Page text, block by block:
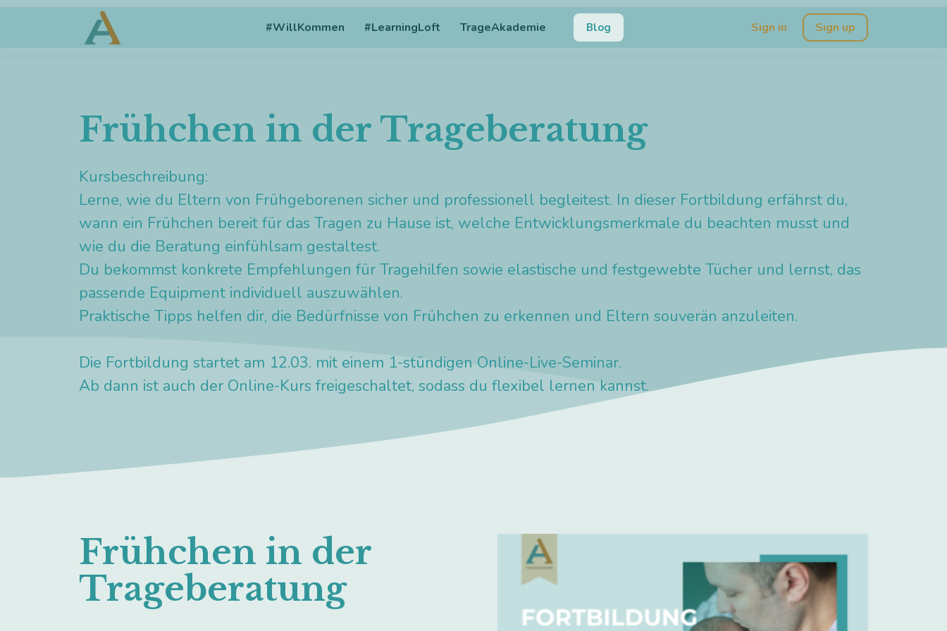
#WillKommen #LearningLoft TrageAkademie Blog Sign in Sign up
Frühchen in der Trageberatung
Kursbeschreibung:
Lerne, wie du Eltern von Frühgeborenen sicher und professionell begleitest. In dieser Fortbildung erfährst du,
wann ein Frühchen bereit für das Tragen zu Hause ist, welche Entwicklungsmerkmale du beachten musst und
wie du die Beratung einfühlsam gestaltest.
Du bekommst konkrete Empfehlungen für Tragehilfen sowie elastische und festgewebte Tücher und lernst, das
passende Equipment individuell auszuwählen.
Praktische Tipps helfen dir, die Bedürfnisse von Frühchen zu erkennen und Eltern souverän anzuleiten.
Die Fortbildung startet am 12.03. mit einem 1-stündigen Online-Live-Seminar.
Ab dann ist auch der Online-Kurs freigeschaltet, sodass du flexibel lernen kannst.
Frühchen in der
Trageberatung